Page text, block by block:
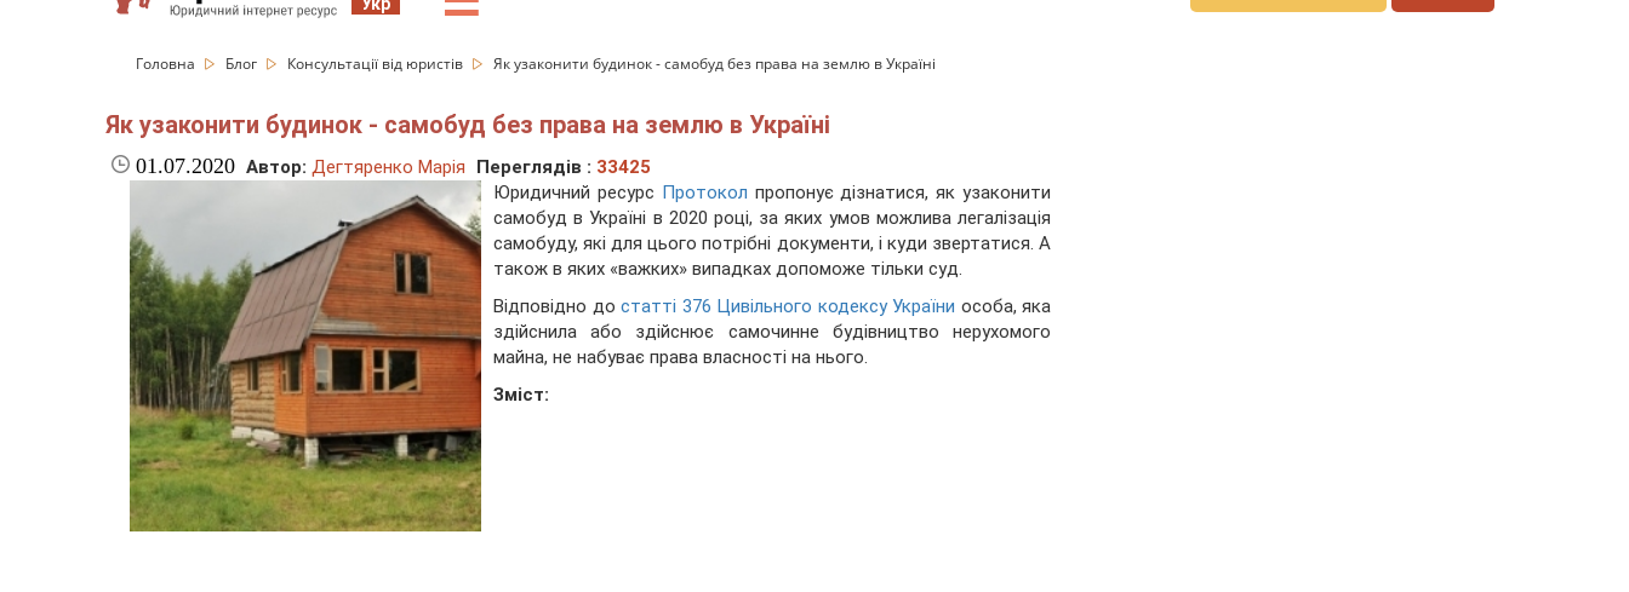
Головна Блог Консультації від юристів Як узаконити будинок - самобуд без права на землю в Україні
Як узаконити будинок - самобуд без права на землю в Україні
01.07.2020 Автор: Дегтяренко Марія Переглядів : 33425
Юридичний ресурс Протокол пропонує дізнатися, як узаконити
самобуд в Україні в 2020 році, за яких умов можлива легалізація
самобуду, які для цього потрібні документи, і куди звертатися. А
також в яких «важких» випадках допоможе тільки суд.
Відповідно до статті 376 Цивільного кодексу України особа, яка
здійснила або здійснює самочинне будівництво нерухомого
майна, не набуває права власності на нього.
Зміст: